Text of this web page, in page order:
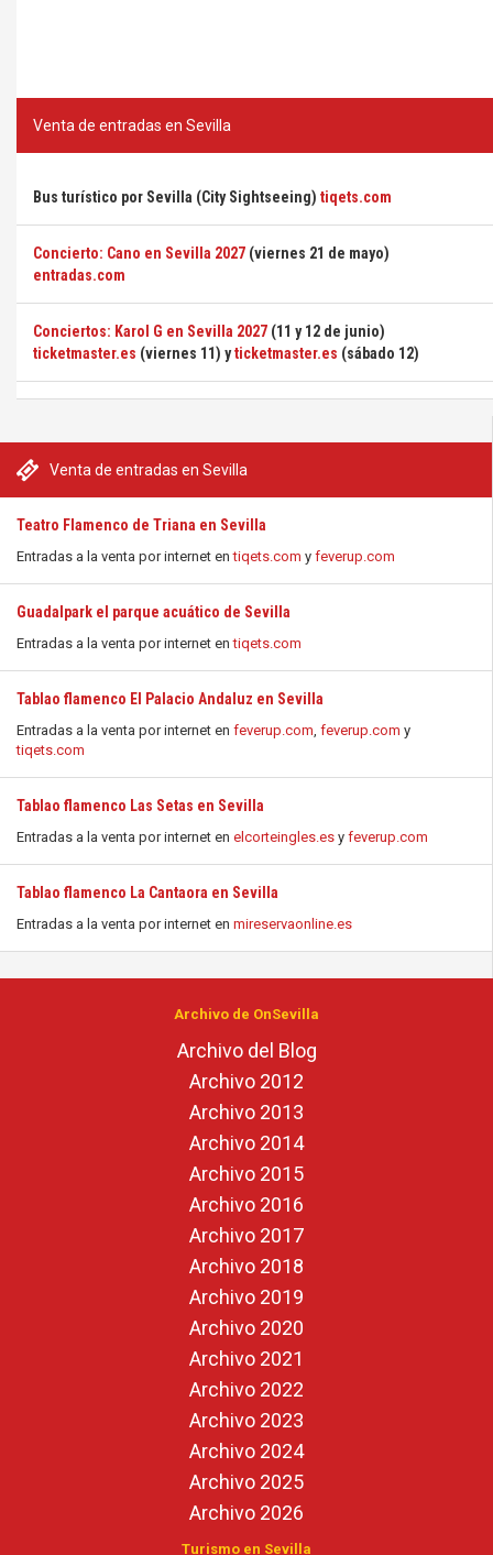
Venta de entradas en Sevilla
Teatro Flamenco de Triana en Sevilla
Entradas a la venta por internet entiqets.com y feverup.com
Guadalpark el parque acuático de Sevilla
Entradas a la venta por internet entiqets.com
Tablao flamenco El Palacio Andaluz en Sevilla
Entradas a la venta por internet en feverup.com, feverup.com y
tiqets.com
Tablao flamenco Las Setas en Sevilla
Entradas a la venta por internet en elcorteingles.es y feverup.com
Tablao flamenco La Cantaora en Sevilla
Entradas a la venta por internet en mireservaonline.es
Venta de entradas en Sevilla
Bus turístico por Sevilla (City Sightseeing) tiqets.com
Concierto: Cano en Sevilla 2027 (viernes 21 de mayo)
entradas.com
Conciertos: Karol G en Sevilla 2027 (11 y 12 de junio)
ticketmaster.es (viernes 11) yticketmaster.es (sábado 12)
Archivo de OnSevilla
Archivo del Blog
Archivo 2012
Archivo 2013
Archivo 2014
Archivo 2015
Archivo 2016
Archivo 2017
Archivo 2018
Archivo 2019
Archivo 2020
Archivo 2021
Archivo 2022
Archivo 2023
Archivo 2024
Archivo 2025
Archivo 2026
Turismo en Sevilla